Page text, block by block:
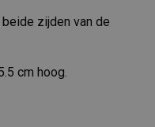
zijden van de
cm hoog.